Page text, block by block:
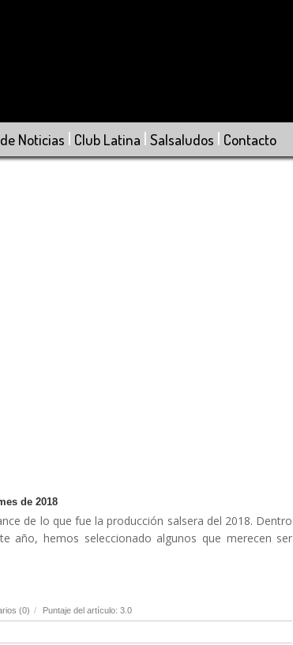
Noticias | Club Latina | Salsaludos | Contacto
de 2018
de lo que fue la producción salsera del 2018. Dentro
año, hemos seleccionado algunos que merecen ser
(0) / Puntaje del artículo: 3.0